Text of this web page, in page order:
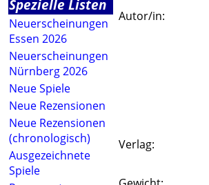
Spezielle Listen
Neuerscheinungen
Essen 2026
Neuerscheinungen
Nürnberg 2026
Neue Spiele
Neue Rezensionen
Neue Rezensionen
(chronologisch)
Ausgezeichnete
Spiele
Autor/in:
Verlag: